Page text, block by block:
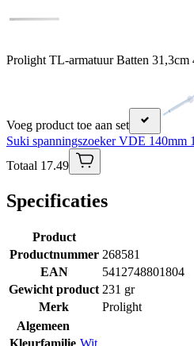
Prolight TL-armatuur Batten
Voeg product toe aan set
Suki spanningszoeker VDE 140mm
Totaal 17.49
Specificaties
Product
Productnummer 268581
EAN
5412748801804
Gewicht product 231 gr
Merk
Prolight
Algemeen